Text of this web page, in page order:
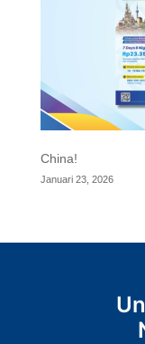
China!
Januari 23, 2026